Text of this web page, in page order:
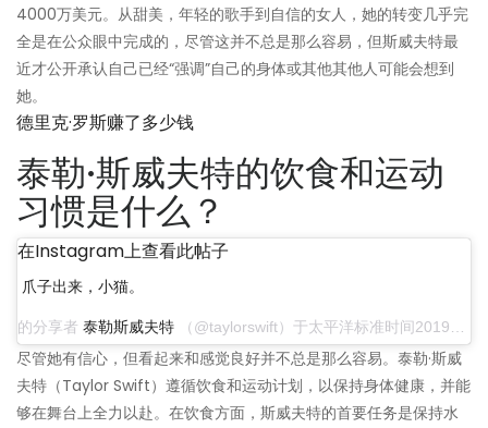
4000万美元。从甜美，年轻的歌手到自信的女人，她的转变几乎完
全是在公众眼中完成的，尽管这并不总是那么容易，但斯威夫特最
近才公开承认自己已经“强调”自己的身体或其他其他人可能会想到
她。
德里克·罗斯赚了多少钱
泰勒·斯威夫特的饮食和运动
习惯是什么？
在Instagram上查看此帖子
爪子出来，小猫。
的分享者 泰勒斯威夫特 （@taylorswift）于太平洋标准时间2019年12月16日晚上8:13
尽管她有信心，但看起来和感觉良好并不总是那么容易。泰勒·斯威
夫特（Taylor Swift）遵循饮食和运动计划，以保持身体健康，并能
够在舞台上全力以赴。在饮食方面，斯威夫特的首要任务是保持水